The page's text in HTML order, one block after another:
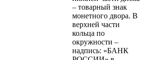
– товарный знак
монетного двора. В
верхней части
кольца по
окружности –
надпись: «БАНК